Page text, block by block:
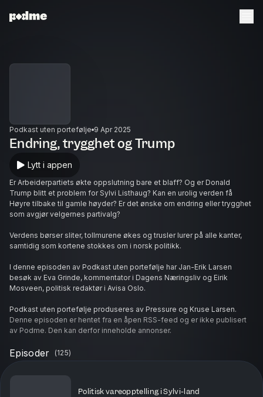
Podkast uten portefølje 9 Apr 2025
Endring, trygghet og Trump
Lytt i appen
Er Arbeiderpartiets økte oppslutning bare et blaff? Og er Donald
Trump blitt et problem for Sylvi Listhaug? Kan en urolig verden få
Høyre tilbake til gamle høyder? Er det ønske om endring eller trygghet
som avgjør velgernes partivalg?
Verdens børser sliter, tollmurene økes og trusler lurer på alle kanter,
samtidig som kortene stokkes om i norsk politikk.
I denne episoden av Podkast uten portefølje har Jan-Erik Larsen
besøk av Eva Grinde, kommentator i Dagens Næringsliv og Eirik
Mosveen, politisk redaktør i Avisa Oslo.
Podkast uten portefølje produseres av Pressure og Kruse Larsen.
Denne episoden er hentet fra en åpen RSS-feed og er ikke publisert
av Podme. Den kan derfor inneholde annonser.
Episoder (125)
Politisk vareopptelling i Sylvi-land